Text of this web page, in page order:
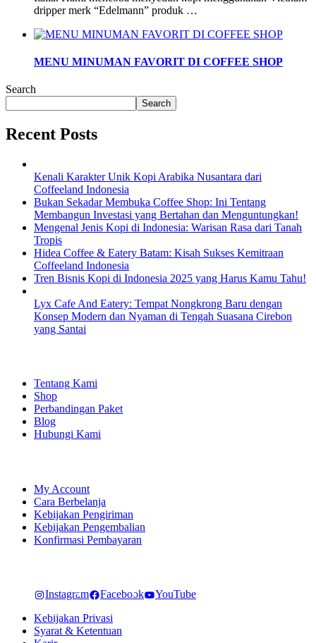
dripper merk “Edelmann” produk …
MENU MINUMAN FAVORIT DI COFFEE SHOP
Search
Search
Recent Posts
Kenali Karakter Unik Kopi Arabika Nusantara dari
Coffeeland Indonesia
Bukan Sekadar Membuka Coffee Shop: Ini Tentang
Membangun Investasi yang Bertahan dan Menguntungkan!
Mengenal Jenis Kopi di Indonesia: Warisan Rasa dari Tanah
Tropis
Hidea Coffee & Eatery Batam: Kisah Sukses Kemitraan
Coffeeland Indonesia
Tren Bisnis Kopi di Indonesia 2025 yang Harus Kamu Tahu!
Lyx Cafe And Eatery: Tempat Nongkrong Baru dengan
Konsep Modern dan Nyaman di Tengah Suasana Cirebon
yang Santai
Tentang Kami
Shop
Perbandingan Paket
Blog
Hubungi Kami
My Account
Cara Berbelanja
Kebijakan Pengiriman
Kebijakan Pengembalian
Konfirmasi Pembayaran
Instagram Facebook
YouTube
Kebijakan Privasi
Syarat & Ketentuan